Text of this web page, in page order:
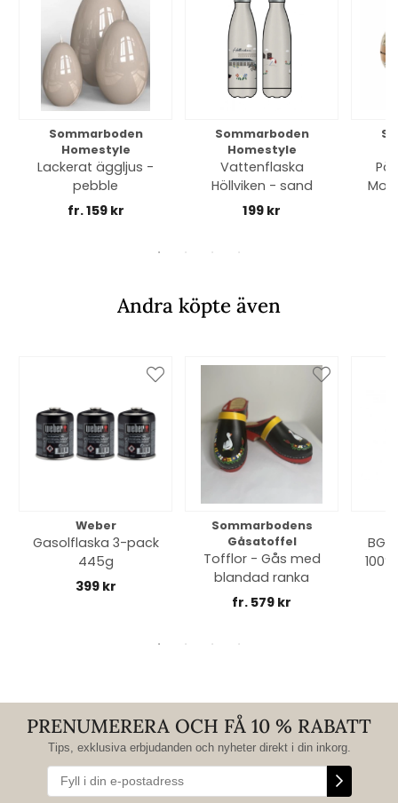
Sommarboden
Homestyle
Lackerat äggljus -
pebble
fr. 159 kr
Sommarboden
Homestyle
Vattenflaska
Höllviken - sand
199 kr
Andra köpte även
Weber
Gasolflaska 3-pack
445g
399 kr
Sommarbodens
Gåsatoffel
Tofflor - Gås med
blandad ranka
fr. 579 kr
PRENUMERERA OCH FÅ 10 % RABATT
Tips, exklusiva erbjudanden och nyheter direkt i din inkorg.